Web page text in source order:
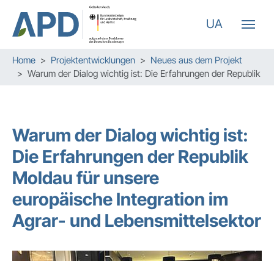
Zum Hauptinhalt springen
Skip to page footer
UA
Sie sind hier:
Home Projektentwicklungen
Neues aus dem Projekt
Warum der Dialog wichtig ist: Die Erfahrungen der Republik
Warum der Dialog wichtig ist:
Die Erfahrungen der Republik
Moldau für unsere
europäische Integration im
Agrar- und Lebensmittelsektor